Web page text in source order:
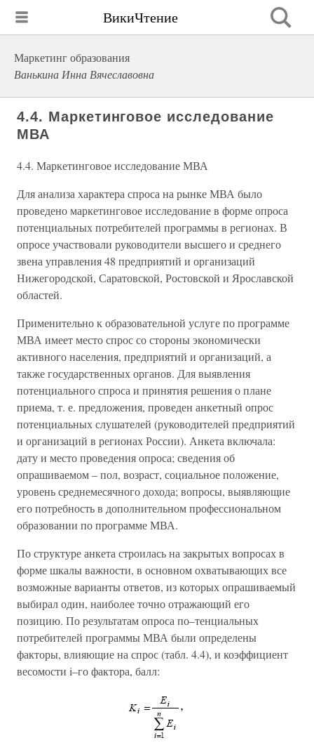
ВикиЧтение
Маркетинг образования
Ванькина Инна Вячеславовна
4.4. Маркетинговое исследование
МВА
4.4. Маркетинговое исследование МВА
Для анализа характера спроса на рынке МВА было
проведено маркетинговое исследование в форме опроса
потенциальных потребителей программы в регионах. В
опросе участвовали руководители высшего и среднего
звена управления 48 предприятий и организаций
Нижегородской, Саратовской, Ростовской и Ярославской
областей.
Применительно к образовательной услуге по программе
МВА имеет место спрос со стороны экономически
активного населения, предприятий и организаций, а
также государственных органов. Для выявления
потенциального спроса и принятия решения о плане
приема, т. е. предложения, проведен анкетный опрос
потенциальных слушателей (руководителей предприятий
и организаций в регионах России). Анкета включала:
дату и место проведения опроса; сведения об
опрашиваемом – пол, возраст, социальное положение,
уровень среднемесячного дохода; вопросы, выявляющие
его потребность в дополнительном профессиональном
образовании по программе МВА.
По структуре анкета строилась на закрытых вопросах в
форме шкалы важности, в основном охватывающих все
возможные варианты ответов, из которых опрашиваемый
выбирал один, наиболее точно отражающий его
позицию. По результатам опроса по–тенциальных
потребителей программы МВА были определены
факторы, влияющие на спрос (табл. 4.4), и коэффициент
весомости i–го фактора, балл: